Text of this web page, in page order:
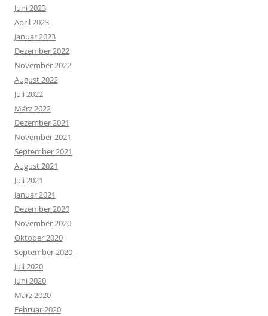
Juni 2023
April 2023
Januar 2023
Dezember 2022
November 2022
August 2022
Juli 2022
März 2022
Dezember 2021
November 2021
September 2021
August 2021
Juli 2021
Januar 2021
Dezember 2020
November 2020
Oktober 2020
September 2020
Juli 2020
Juni 2020
März 2020
Februar 2020